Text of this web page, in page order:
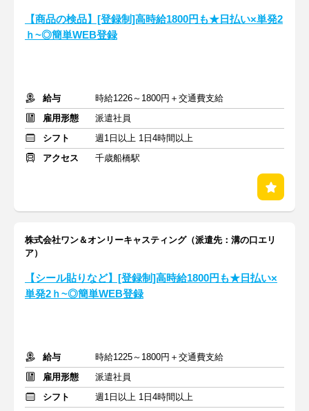
【商品の検品】[登録制]高時給1800円も★日払い×単発2
ｈ~◎簡単WEB登録
給与
時給1226～1800円＋交通費支給
雇用形態
派遣社員
シフト
週1日以上 1日4時間以上
アクセス
千歳船橋駅
株式会社ワン＆オンリーキャスティング（派遣先：溝の口エリ
ア）
【シール貼りなど】[登録制]高時給1800円も★日払い×
単発2ｈ~◎簡単WEB登録
給与
時給1225～1800円＋交通費支給
雇用形態
派遣社員
シフト
週1日以上 1日4時間以上